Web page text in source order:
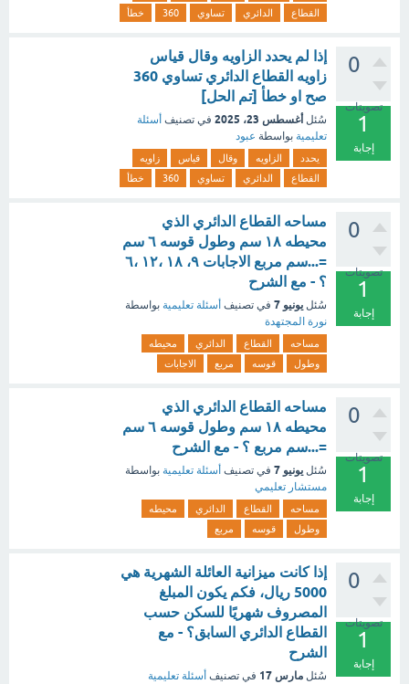
القطاع
الدائري تساوي 360 خطأ
0
تصويتات
1
إجابة
إذا لم يحدد الزاويه وقال قياس
زاويه القطاع الدائري تساوي 360
صح او خطأ [تم الحل]
سُئل أغسطس 23، 2025 في تصنيف أسئلة
تعليمية بواسطة عبود
يحدد الزاويه وقال قياس
زاويه
القطاع
الدائري تساوي 360 خطأ
0
تصويتات
1
إجابة
مساحه القطاع الدائري الذي
محيطه ١٨ سم وطول قوسه ٦ سم
=...سم مربع الاجابات ٩، ١٨ ،١٢ ،٦
؟ - مع الشرح
سُئل يونيو 7 في تصنيف أسئلة تعليمية بواسطة
نورة المجتهدة
مساحه القطاع الدائري
محيطه
وطول
قوسه مربع الاجابات
0
تصويتات
1
إجابة
مساحه القطاع الدائري الذي
محيطه ١٨ سم وطول قوسه ٦ سم
=...سم مربع ؟ - مع الشرح
سُئل يونيو 7 في تصنيف أسئلة تعليمية بواسطة
مستشار تعليمي
مساحه القطاع الدائري
محيطه
وطول
قوسه مربع
0
تصويتات
1
إجابة
إذا كانت ميزانية العائلة الشهرية هي
5000 ريال، فكم يكون المبلغ
المصروف شهريًا للسكن حسب
القطاع الدائري السابق؟ - مع
الشرح
سُئل مارس 17 في تصنيف أسئلة تعليمية